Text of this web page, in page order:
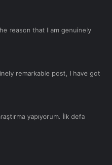
reason that I am genuinely
remarkable post, I have got
yapıyorum. İlk defa